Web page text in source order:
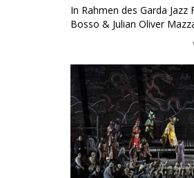
In Rahmen des Garda
Bosso & Julian Oliver